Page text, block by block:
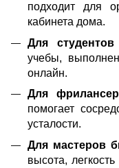
подходит для
кабинета дома.
Для
учебы,
онлайн.
Для
помогает
усталости.
Для мастеров
высота,